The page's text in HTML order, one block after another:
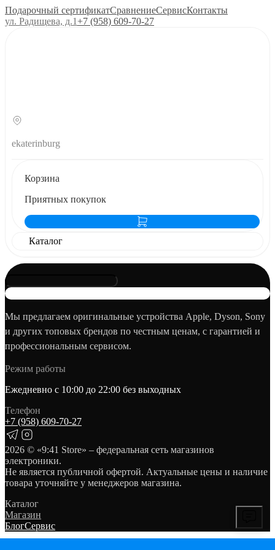
Подарочный сертификатСравнениеСервисКонтакты
ул. Радищева, д.1+7 (958) 609‑70‑27
ekaterinburg
Корзина
Приятных покупок
Каталог
Мы предлагаем оригинальные устройства Apple, Dyson, Sony
и других топовых брендов по честным ценам, с гарантией и
профессиональным сервисом.
Режим работы
Ежедневно с 10:00 до 22:00 без выходных
Телефон
+7 (958) 609‑70‑27
2026 © «9:41 Store» – федеральная сеть магазинов
электроники.
Не является публичной офертой. Актуальные цены и наличие
товара уточняйте у менеджеров магазина.
Каталог
Магазин
БлогСервис